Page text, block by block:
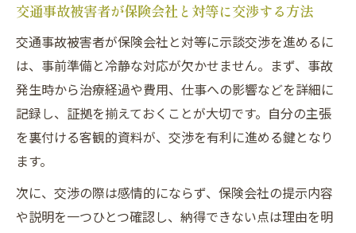
交通事故被害者が保険会社と対等に交渉する方法
交通事故被害者が保険会社と対等に示談交渉を進めるに
は、事前準備と冷静な対応が欠かせません。まず、事故
発生時から治療経過や費用、仕事への影響などを詳細に
記録し、証拠を揃えておくことが大切です。自分の主張
を裏付ける客観的資料が、交渉を有利に進める鍵となり
ます。
次に、交渉の際は感情的にならず、保険会社の提示内容
や説明を一つひとつ確認し、納得できない点は理由を明